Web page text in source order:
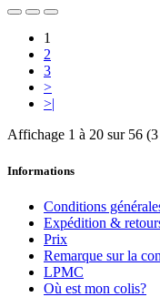
1
2
3
>
>|
Affichage 1 à 20 sur 56 (3
Informations
Conditions
Expédition &
Prix
Remarque sur la
LPMC
Où est mon colis?